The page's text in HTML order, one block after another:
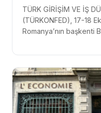
TÜRK GİRİŞİM VE İŞ
(TÜRKONFED), 17-18
Romanya’nın başkenti
gerçekleştirdi.